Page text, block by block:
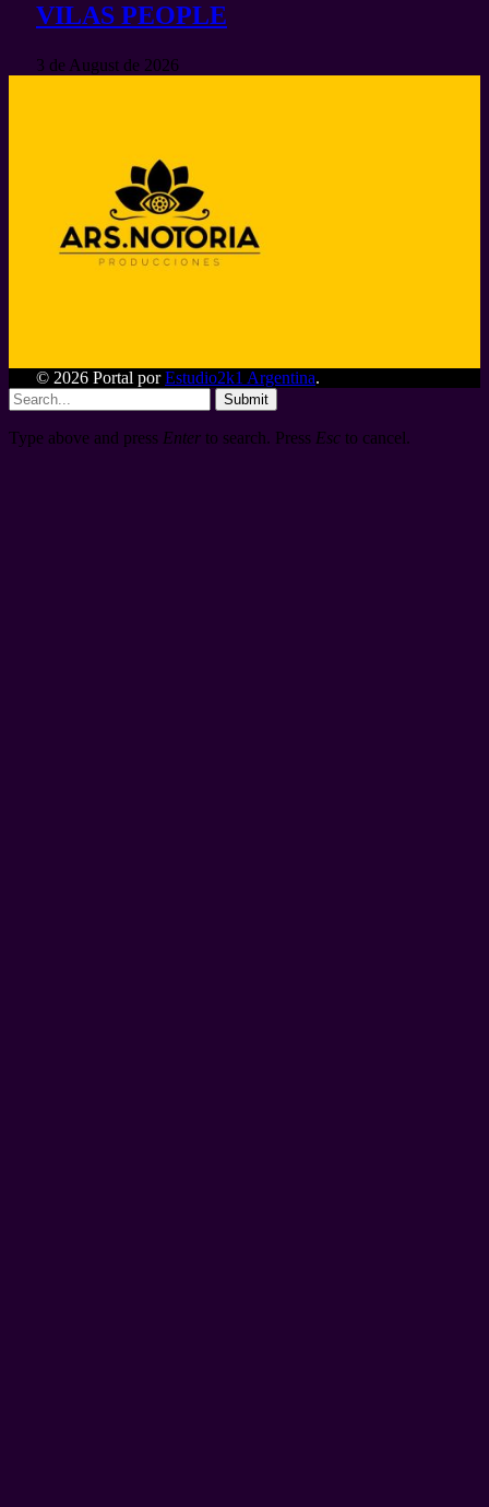
VILAS PEOPLE
3 de August de 2026
© 2026 Portal porEstudio2k1 Argentina.
Submit
Type above and press Enter to search. Press Esc to cancel.